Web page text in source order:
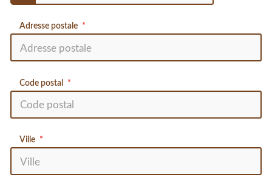
Adresse postale
Code postal
Ville